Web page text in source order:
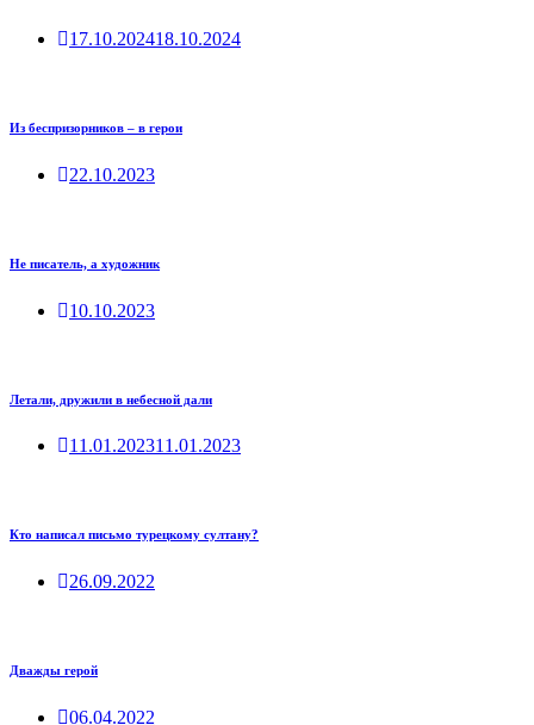
17.10.202418.10.2024
Из беспризорников – в герои
22.10.2023
Не писатель, а художник
10.10.2023
Летали, дружили в небесной дали
11.01.202311.01.2023
Кто написал письмо турецкому султану?
26.09.2022
Дважды герой
06.04.2022